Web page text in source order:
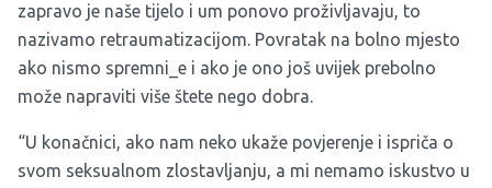
zapravo je naše tijelo i um ponovo proživljavaju, to
nazivamo retraumatizacijom. Povratak na bolno mjesto
ako nismo spremni_e i ako je ono još uvijek prebolno
može napraviti više štete nego dobra.
“U konačnici, ako nam neko ukaže povjerenje i ispriča o
svom seksualnom zlostavljanju, a mi nemamo iskustvo u